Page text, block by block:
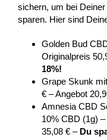
sichern, um bei
sparen. Hier sind
Golden Bud
Originalpreis
18%!
Grape Skunk
€ – Angebot
Amnesia CBD
10% CBD (1g)
35,08 € – Du